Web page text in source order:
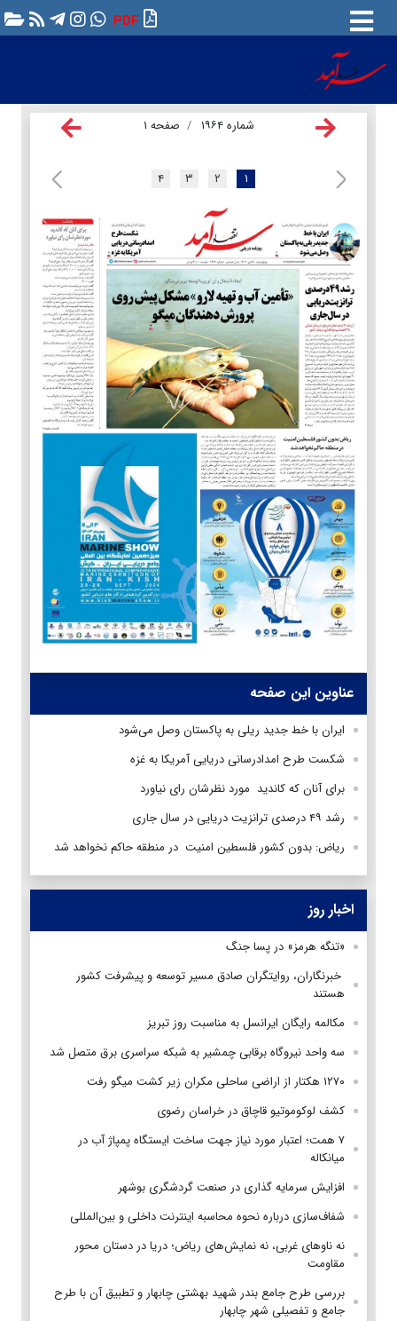
PDF
شماره ۱۹۶۴ صفحه ۱
۱ ۲ ۳ ۴
عناوین این صفحه
ایران با خط جدید ریلی به پاکستان وصل می‌شود
شکست طرح امدادرسانی دریایی آمریکا به غزه
برای آنان که کاندید مورد نظرشان رای نیاورد
رشد ۴۹ درصدی ترانزیت دریایی در سال جاری
ریاض: بدون کشور فلسطین امنیت در منطقه حاکم نخواهد شد
اخبار روز
«تنگه هرمز» در پسا جنگ
‌ خبرنگاران، روایتگران صادق مسیر توسعه و پیشرفت کشور
هستند
مکالمه رایگان ایرانسل به مناسبت روز تبریز
سه واحد نیروگاه برقابی چمشیر به شبکه سراسری برق متصل شد
۱۲۷۰ هکتار از اراضی ساحلی مکران زیر کشت میگو رفت
کشف لوکوموتیو قاچاق در خراسان رضوی
۷ همت؛ اعتبار مورد نیاز جهت ساخت ایستگاه پمپاژ آب در
میانکاله
افزایش سرمایه گذاری در صنعت گردشگری بوشهر
شفاف‌سازی درباره نحوه محاسبه اینترنت داخلی و بین‌المللی
نه ناوهای غربی، نه نمایش‌های ریاض؛ دریا در دستان محور
مقاومت
بررسی طرح جامع بندر شهید بهشتی چابهار و تطبیق آن با طرح
جامع و تفصیلی شهر چابهار